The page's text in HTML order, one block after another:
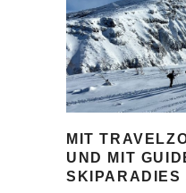
MIT
UND MIT
SKIPARADIES